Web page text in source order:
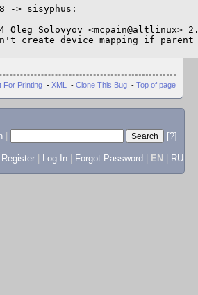
-> sisyphus:
create device mapping if
For Printing - XML - Clone This Bug - Top of page
[?]
Register
Log In Forgot Password EN RU